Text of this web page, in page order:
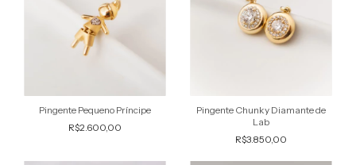
Pingente Pequeno Príncipe
R$2.600,00
Pingente Chunky Diamante de
Lab
R$3.850,00